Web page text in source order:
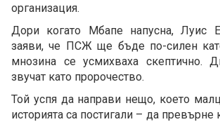
организация.
Дори когато Мбапе напусна, Луис
заяви, че ПСЖ ще бъде по-силен
мнозина се усмихваха скептично.
звучат като пророчество.
Той успя да направи нещо, което
историята са постигали – да превърне